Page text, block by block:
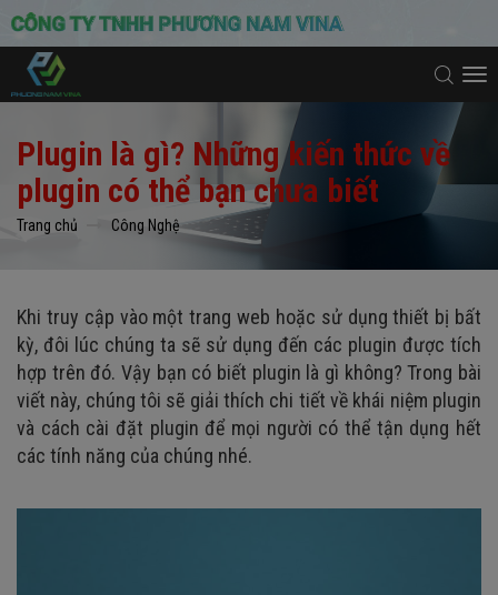
Plugin là gì? Những kiến thức về
plugin có thể bạn chưa biết
Trang chủ Công Nghệ
Khi truy cập vào một trang web hoặc sử dụng thiết bị bất
kỳ, đôi lúc chúng ta sẽ sử dụng đến các plugin được tích
hợp trên đó. Vậy bạn có biết plugin là gì không? Trong bài
viết này, chúng tôi sẽ giải thích chi tiết về khái niệm plugin
và cách cài đặt plugin để mọi người có thể tận dụng hết
các tính năng của chúng nhé.